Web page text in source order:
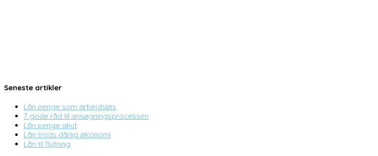
Seneste artikler
Lån penge som arbejdsløs
7 gode råd til ansøgningsprocessen
Lån penge akut
Lån trods dårlig økonomi
Lån til flytning